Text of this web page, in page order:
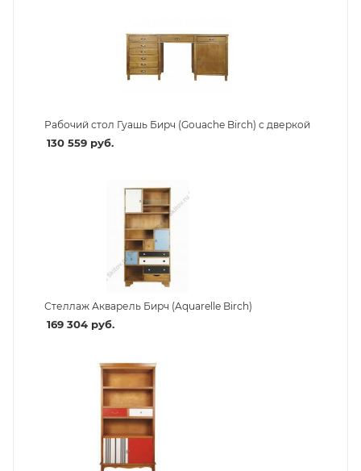
Рабочий стол Гуашь Бирч (Gouache Birch) с дверкой
130 559руб.
Стеллаж Акварель Бирч (Aquarelle Birch)
169 304руб.